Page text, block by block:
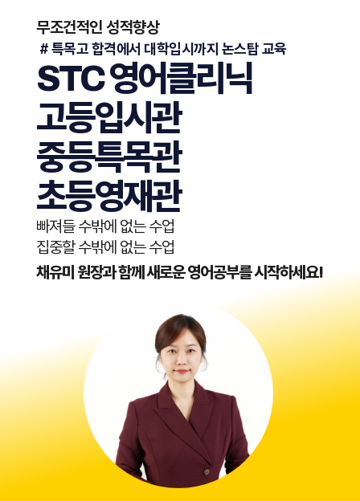
무조건적인 성적향상
​ # 특목고 합격에서 대학입시까지 논스탑 교육
STC 영어클리닉
고등입시관
중등특목관
초등영재관
빠져들 수밖에 없는 수업
집중할 수밖에 없는 수업
채유미 원장과 함께 새로운 영어공부를 시작하세요!